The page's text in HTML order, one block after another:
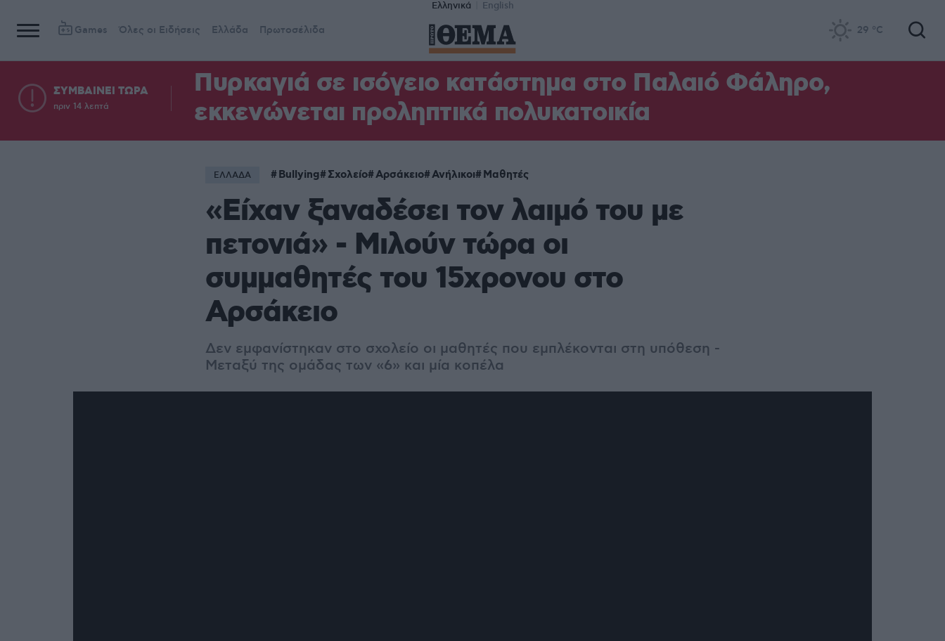
Ελληνικά English
Games Όλες οι Ειδήσεις Ελλάδα Πρωτοσέλιδα 29 °C
ΣΥΜΒΑΙΝΕΙ ΤΩΡΑ
πριν 14 λεπτά
Πυρκαγιά σε ισόγειο κατάστημα στο Παλαιό Φάληρο,
εκκενώνεται προληπτικά πολυκατοικία
ΕΛΛΑΔΑ Bullying Σχολείο Αρσάκειο Ανήλικοι Μαθητές
«Είχαν ξαναδέσει τον λαιμό του με
πετονιά» - Μιλούν τώρα οι
συμμαθητές του 15χρονου στο
Αρσάκειο
Δεν εμφανίστηκαν στο σχολείο οι μαθητές που εμπλέκονται στη υπόθεση -
Μεταξύ της ομάδας των «6» και μία κοπέλα